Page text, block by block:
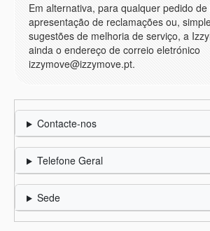
Em alternativa, para qualquer pedido
apresentação de reclamações ou,
sugestões de melhoria de serviço, a
ainda o endereço de correio eletrónico
izzymove@izzymove.pt.
Contacte-nos
Telefone Geral
Sede